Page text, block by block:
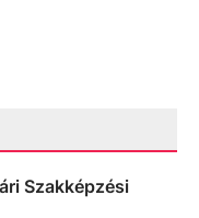
Szakképzési